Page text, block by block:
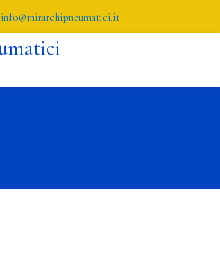
info@mirarchipneumatici.it